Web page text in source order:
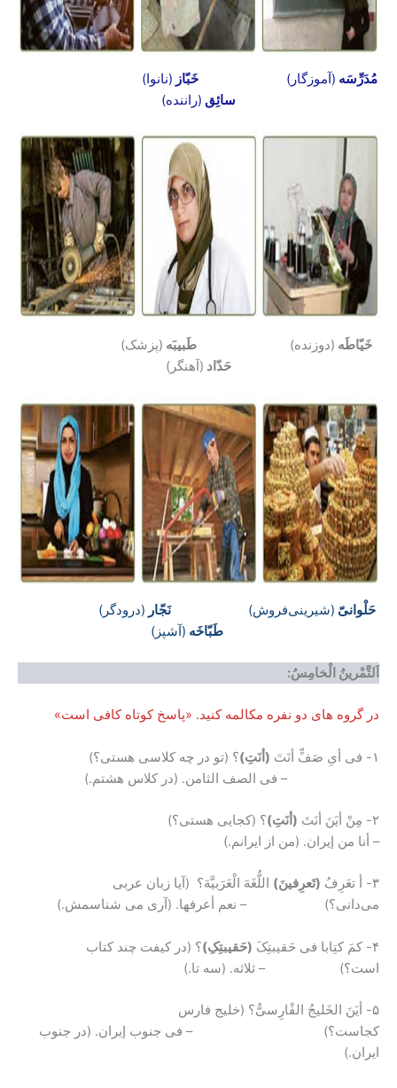
مُدَرِّسَه (آموزگار) خَبّاز (نانوا)
سائِق (راننده)
خَیّاطَه (دوزنده) طَبیبَه (پزشک)
حَدّاد (آهنگر)
حَلْوانیّ (شیرینی‌فروش) نَجّار (درودگر)
طَبّاخَه (آشپز)
اَلتَّمْرینُ الْخامِسُ:
در گروه های دو نفره مکالمه کنید. «پاسخ کوتاه کافی است»
۱- فی أیِ صَفٍّ أنَتَ (أنَتِ)؟ (تو در چه کلاسی هستی؟)
– فی الصف الثامن. (در کلاس هشتم.)
۲- مِنْ أیَنَ أنَتَ (أنَتِ)؟ (کجایی هستی؟)
– أنا من إیران. (من از ایرانم.)
۳- أ تعَرِفُ (تَعرِفینَ) اللُّغَهَ الْعَرَبیَّهَ؟ (آیا زبان عربی
می‌دانی؟) – نعم أعرفها. (آری می شناسمش.)
۴- کمَ کتِابا فی حَقیبتِکَ (حَقیبتِکِ)؟ (در کیفت چند کتاب
است؟) – ثلاثه. (سه تا.)
۵- أیَنَ الخَلیجُ الفْارِسیُّ؟ (خلیج فارس
کجاست؟) – فی جنوب إیران. (در جنوب
ایران.)